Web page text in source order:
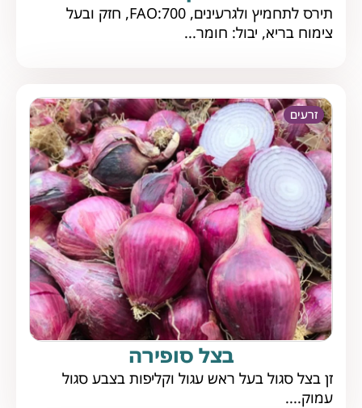
תירס לתחמיץ ולגרעינים, FAO:700, חזק ובעל
צימוח בריא, יבול: חומר...
זרעים
בצל סופירה
זן בצל סגול בעל ראש עגול וקליפות בצבע סגול
עמוק....